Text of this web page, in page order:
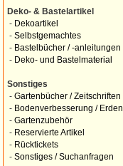
Deko- & Bastelartikel
- Dekoartikel
- Selbstgemachtes
- Bastelbücher / -anleitungen
- Deko- und Bastelmaterial
Sonstiges
- Gartenbücher / Zeitschriften
- Bodenverbesserung / Erden
- Gartenzubehör
- Reservierte Artikel
- Rücktickets
- Sonstiges / Suchanfragen